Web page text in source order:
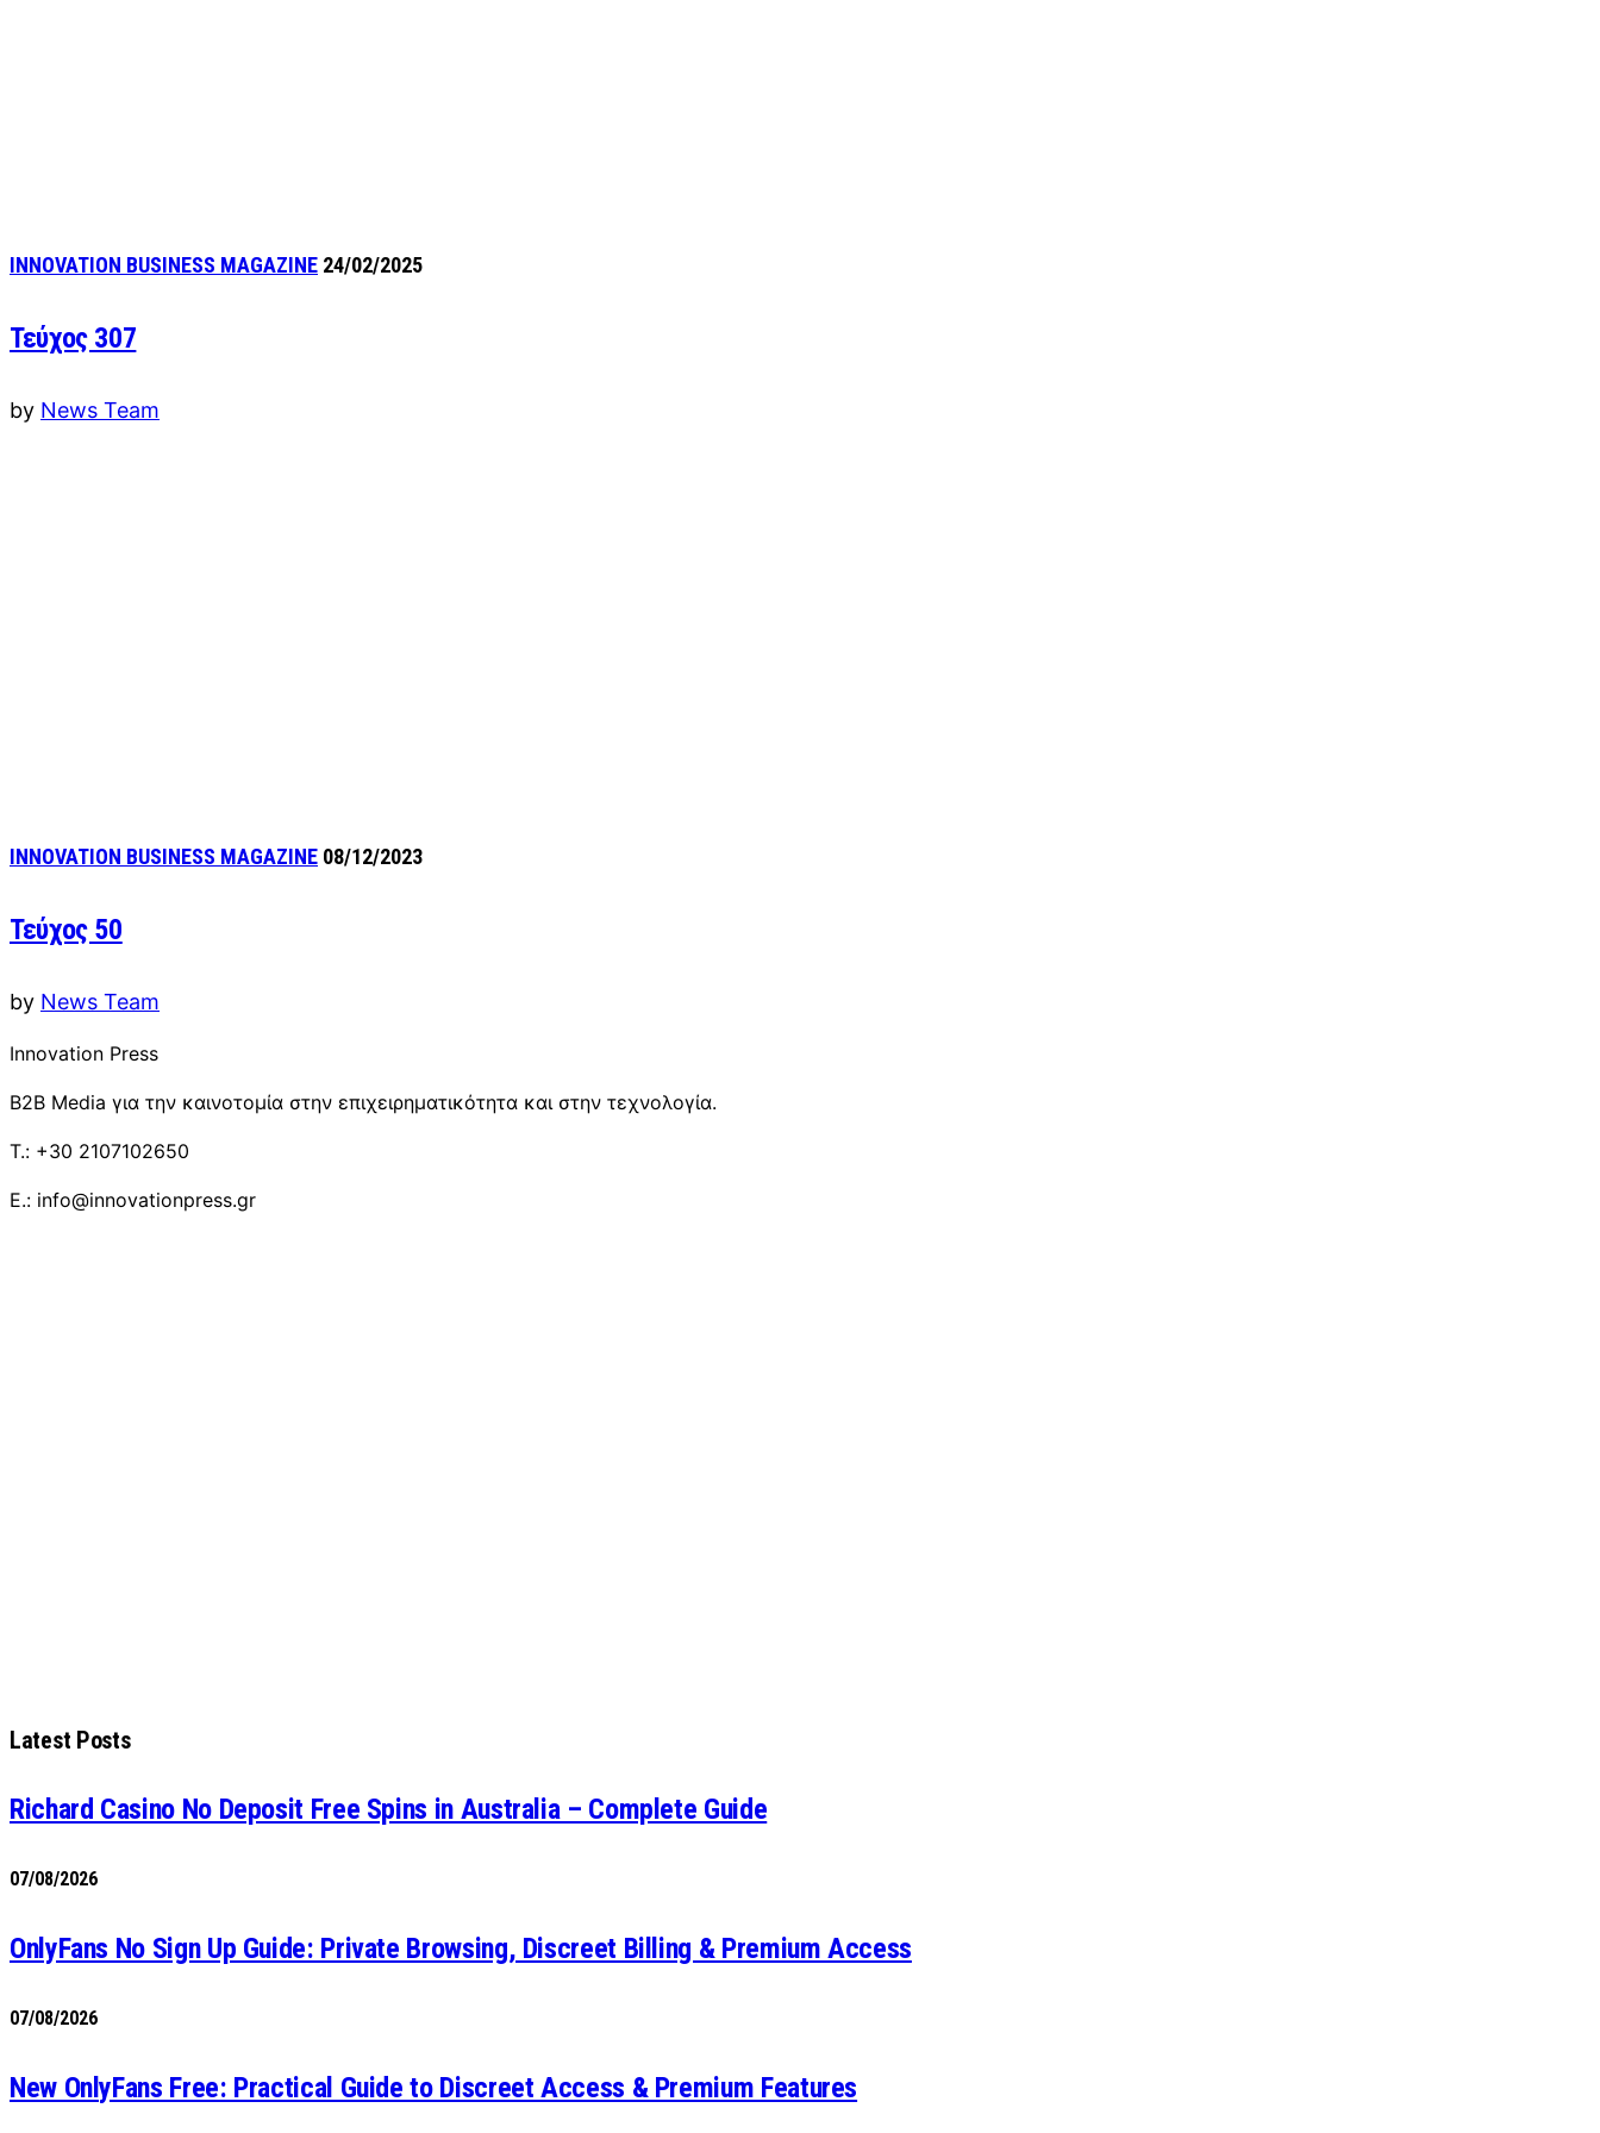
INNOVATION BUSINESS MAGAZINE 24/02/2025
Τεύχος 307
by News Team
INNOVATION BUSINESS MAGAZINE 08/12/2023
Τεύχος 50
by News Team
Innovation Press
B2B Media για την καινοτομία στην επιχειρηματικότητα και στην τεχνολογία.
T.: +30 2107102650
E.: info@innovationpress.gr
Latest Posts
Richard Casino No Deposit Free Spins in Australia – Complete Guide
07/08/2026
OnlyFans No Sign Up Guide: Private Browsing, Discreet Billing & Premium Access
07/08/2026
New OnlyFans Free: Practical Guide to Discreet Access & Premium Features